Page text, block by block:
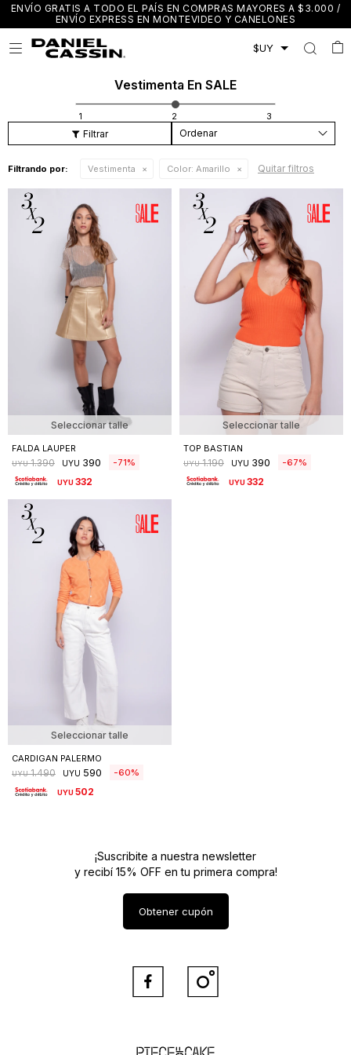
ENVÍO GRATIS A TODO EL PAÍS EN COMPRAS MAYORES A $3.000 /
ENVÍO EXPRESS EN MONTEVIDEO Y CANELONES

Vestimenta En SALE
Recomendados
Filtrando por: Vestimenta Color: Amarillo Quitar filtros
Seleccionar talle
FALDA LAUPER
UYU 1.390 UYU 390 71
UYU332
Seleccionar talle
TOP BASTIAN
UYU 1.190 UYU 390 67
UYU332
Seleccionar talle
CARDIGAN PALERMO
UYU 1.490 UYU 590 60
UYU502
Piece of Cake
¡Suscribite a nuestra newsletter
y recibí 15% OFF en tu primera compra!
Obtener cupón
 